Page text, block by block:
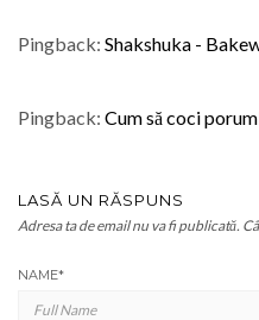
Pingback: Shakshuka -
Pingback: Cum să coci
LASĂ UN RĂSPUNS
Adresa ta de email nu va fi publicată.
NAME*